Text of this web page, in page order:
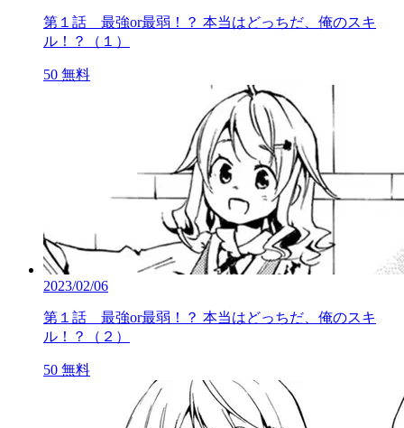
第１話 最強or最弱！？ 本当はどっちだ、俺のスキ
ル！？（１）
50 無料
2023/02/06
第１話 最強or最弱！？ 本当はどっちだ、俺のスキ
ル！？（２）
50 無料